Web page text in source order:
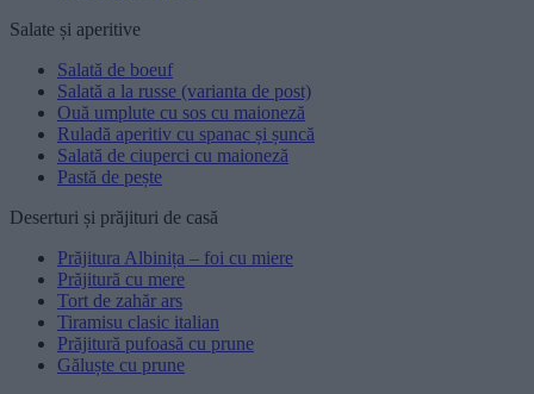
Salate și aperitive
Salată de boeuf
Salată a la russe (varianta de post)
Ouă umplute cu sos cu maioneză
Ruladă aperitiv cu spanac și șuncă
Salată de ciuperci cu maioneză
Pastă de pește
Deserturi și prăjituri de casă
Prăjitura Albinița – foi cu miere
Prăjitură cu mere
Tort de zahăr ars
Tiramisu clasic italian
Prăjitură pufoasă cu prune
Găluște cu prune